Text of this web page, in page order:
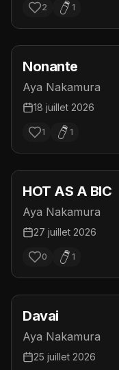
2 1
Nonante
Aya Nakamura
18 juillet 2026
1 1
HOT AS A BIC
Aya Nakamura
27 juillet 2026
0 1
Davai
Aya Nakamura
25 juillet 2026